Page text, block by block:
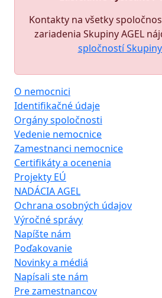
Kontakty na všetky
zariadenia Skupiny AGEL
spločností Skupiny
O nemocnici
Identifikačné údaje
Orgány spoločnosti
Vedenie nemocnice
Zamestnanci nemocnice
Certifikáty a ocenenia
Projekty EÚ
NADÁCIA AGEL
Ochrana osobných údajov
Výročné správy
Napíšte nám
Poďakovanie
Novinky a médiá
Napísali ste nám
Pre zamestnancov